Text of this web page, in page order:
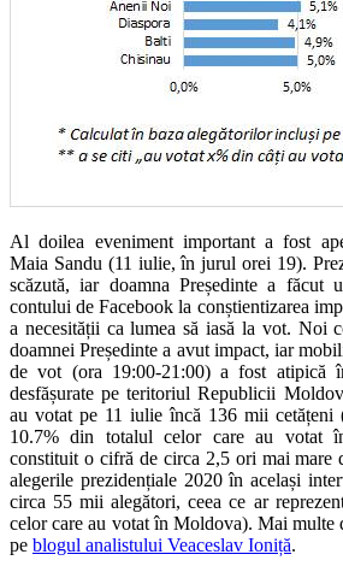
Al doilea eveniment important a fost
Maia Sandu (11 iulie, în jurul orei 19).
scăzută, iar doamna Președinte a făcut
contului de Facebook la conștientizarea
a necesității ca lumea să iasă la vot. Noi
doamnei Președinte a avut impact, iar
de vot (ora 19:00-21:00) a fost atipică
desfășurate pe teritoriul Republicii
au votat pe 11 iulie încă 136 mii cetățeni
10.7% din totalul celor care au votat
constituit o cifră de circa 2,5 ori mai mare
alegerile prezidențiale 2020 în același
circa 55 mii alegători, ceea ce ar
celor care au votat în Moldova). Mai multe
pe blogul analistului Veaceslav Ioniță.